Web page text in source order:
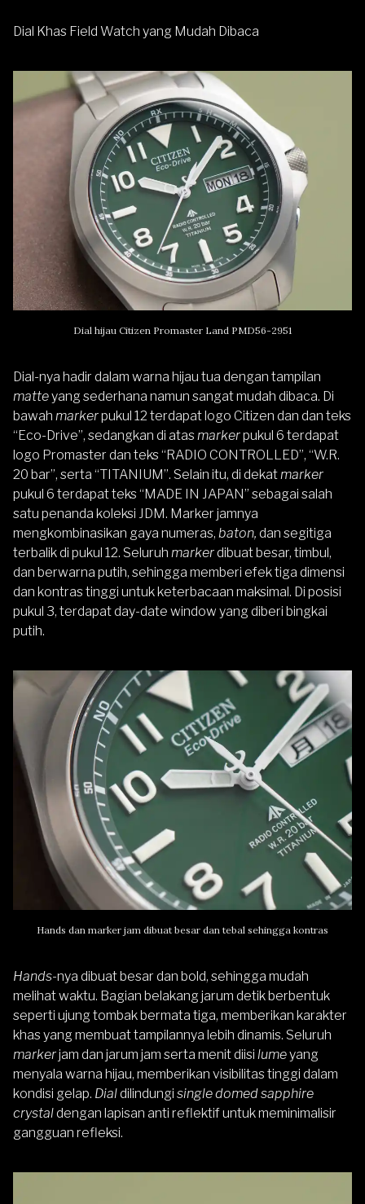
Dial Khas Field Watch yang Mudah Dibaca
Dial hijau Citizen Promaster Land PMD56-2951
Dial-nya hadir dalam warna hijau tua dengan tampilan
matteyang sederhana namun sangat mudah dibaca. Di
bawah markerpukul 12 terdapat logo Citizen dan dan teks
“Eco-Drive”, sedangkan di atasmarkerpukul 6 terdapat
logo Promaster dan teks “RADIO CONTROLLED”, “W.R.
20 bar”, serta “TITANIUM”. Selain itu, di dekatmarker
pukul 6 terdapat teks “MADE IN JAPAN” sebagai salah
satu penanda koleksi JDM. Marker jamnya
mengkombinasikan gaya numeras, baton, dan segitiga
terbalik di pukul 12. Seluruh markerdibuat besar, timbul,
dan berwarna putih, sehingga memberi efek tiga dimensi
dan kontras tinggi untuk keterbacaan maksimal. Di posisi
pukul 3, terdapat day-date window yang diberi bingkai
putih.
Hands dan marker jam dibuat besar dan tebal sehingga kontras
Hands-nya dibuat besar dan bold, sehingga mudah
melihat waktu. Bagian belakang jarum detik berbentuk
seperti ujung tombak bermata tiga, memberikan karakter
khas yang membuat tampilannya lebih dinamis. Seluruh
markerjam dan jarum jam serta menit diisi lumeyang
menyala warna hijau, memberikan visibilitas tinggi dalam
kondisi gelap. Dialdilindungi single domed sapphire
crystaldengan lapisan anti reflektif untuk meminimalisir
gangguan refleksi.